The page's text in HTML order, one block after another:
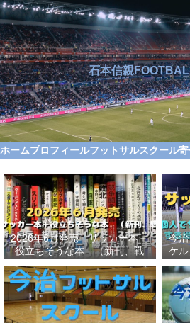
石本信親
ホームプロフィールフットサルスクール
2026年6月発売 サッカー本＋
役立ちそうな本 （新刊、戦
術、自伝、指導法、トレンド、
スポーツビジネス、高校サッカ
ー）勝つ方法、上手くなる方法
を見つけよう！
今
ケ
い
女